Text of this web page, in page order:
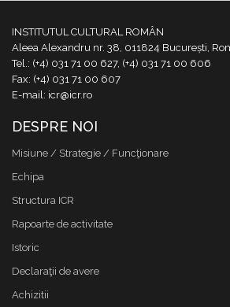
INSTITUTUL CULTURAL ROMÂN
Aleea Alexandru nr. 38, 011824 București,
Tel.: (+4) 031 71 00 627, (+4) 031 71 00 606
Fax: (+4) 031 71 00 607
E-mail: icr@icr.ro
DESPRE NOI
Misiune / Strategie / Funcţionare
Echipa
Structura ICR
Rapoarte de activitate
Istoric
Declaraţii de avere
Achizitii